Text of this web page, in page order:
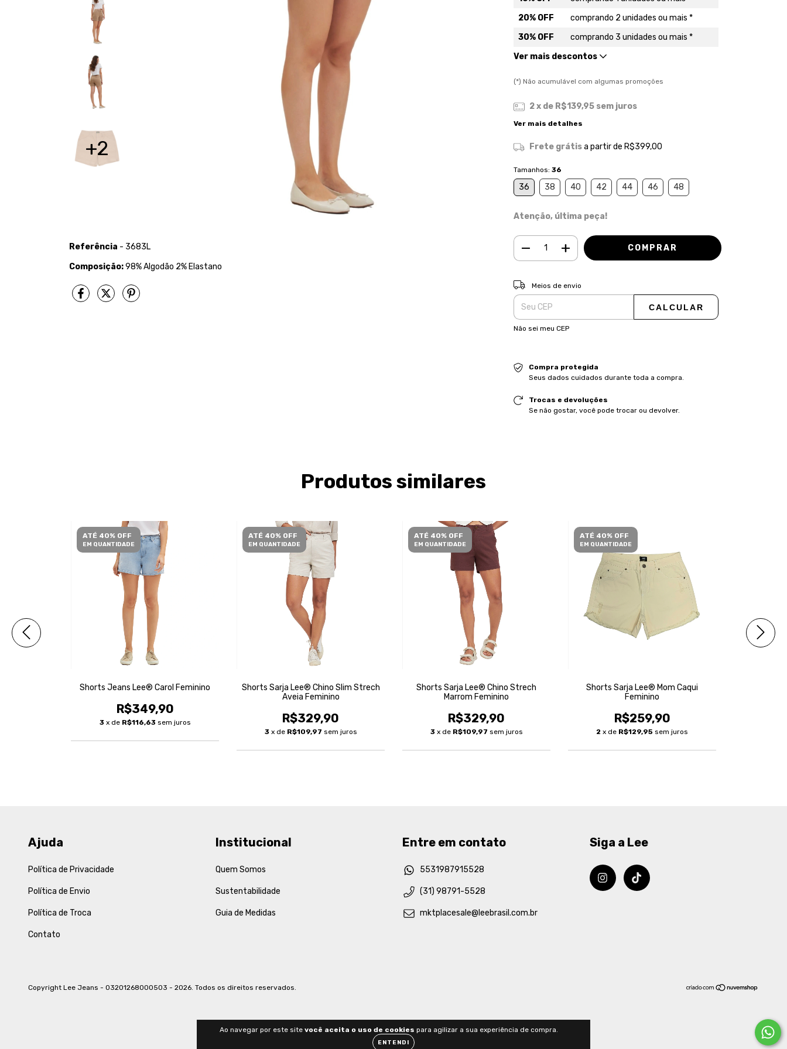
Ao navegar por este site você aceita o uso de cookies para agilizar a sua experiência de compra.
ENTENDI
+2
Referência - 3683L
Composição:98% Algodão 2% Elastano
20% OFF
comprando 2 unidades ou mais *
30% OFF
comprando 3 unidades ou mais *
Ver mais descontos
(*) Não acumulável com algumas promoções
2x de R$139,95 sem juros
Ver mais detalhes
Frete grátisa partir de R$399,00
Tamanhos: 36
36 38 40 42 44 46 48
Atenção, última peça!
Entregas para o CEP:
Meios de envio
CALCULAR
Não sei meu CEP
Compra protegida
Seus dados cuidados durante toda a compra.
Trocas e devoluções
Se não gostar, você pode trocar ou devolver.
Produtos similares
ATÉ 40% OFF
EM QUANTIDADE
Shorts Jeans Lee® Carol Feminino
R$349,90
3 x de R$116,63 sem juros
ATÉ 40% OFF
EM QUANTIDADE
Shorts Sarja Lee® Chino Slim Strech
Aveia Feminino
R$329,90
3 x de R$109,97 sem juros
ATÉ 40% OFF
EM QUANTIDADE
Shorts Sarja Lee® Chino Strech
Marrom Feminino
R$329,90
3 x de R$109,97 sem juros
ATÉ 40% OFF
EM QUANTIDADE
Shorts Sarja Lee® Mom Caqui
Feminino
R$259,90
2 x de R$129,95 sem juros
Ajuda
Política de Privacidade
Política de Envio
Política de Troca
Contato
Institucional
Quem Somos
Sustentabilidade
Guia de Medidas
Entre em contato
5531987915528
(31) 98791-5528
mktplacesale@leebrasil.com.br
Siga a Lee
Copyright Lee Jeans - 03201268000503 - 2026. Todos os direitos reservados.